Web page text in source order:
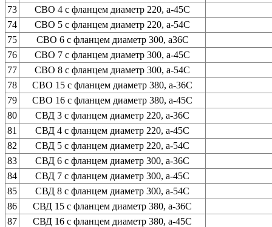
73
СВО 4 с фланцем диаметр 220, а-45С
74
СВО 5 с фланцем диаметр 220, а-54С
75
СВО 6 с фланцем диаметр 300, а36С
76
СВО 7 с фланцем диаметр 300, а-45С
77
СВО 8 с фланцем диаметр 300, а-54С
78
СВО 15 с фланцем диаметр 380, а-36С
79
СВО 16 с фланцем диаметр 380, а-45С
80
СВД 3 с фланцем диаметр 220, а-36С
81
СВД 4 с фланцем диаметр 220, а-45С
82
СВД 5 с фланцем диаметр 220, а-54С
83
СВД 6 с фланцем диаметр 300, а-36С
84
СВД 7 с фланцем диаметр 300, а-45С
85
СВД 8 с фланцем диаметр 300, а-54С
86
СВД 15 с фланцем диаметр 380, а-36С
87
СВД 16 с фланцем диаметр 380, а-45С